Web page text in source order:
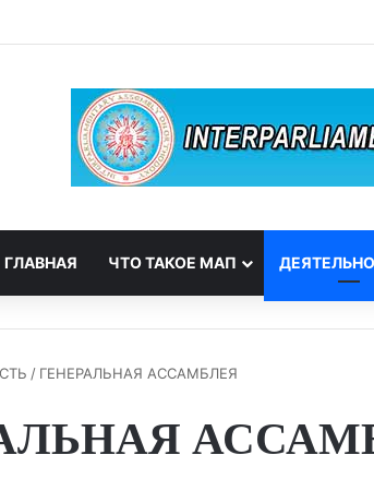
ГЛАВНАЯ ЧТО ТАКОЕ МАП
/ ГЕНЕРАЛЬНАЯ АССАМБЛЕЯ